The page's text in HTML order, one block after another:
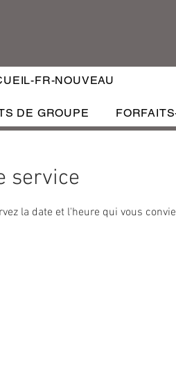
FR-NOUVEAU
DE GROUPE
SERVICES
service
la date et l'heure qui vous